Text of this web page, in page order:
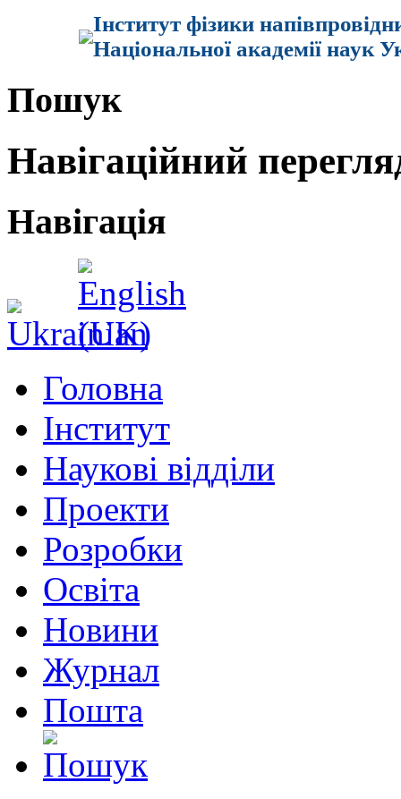
Інститут фізики
Національної академії наук
Пошук
Навігаційний
Навігація
Головна
Інститут
Наукові відділи
Проекти
Розробки
Освіта
Новини
Журнал
Пошта